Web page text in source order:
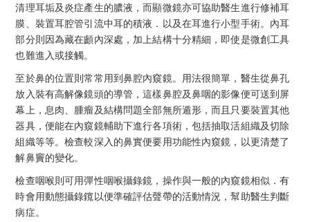
清理耳垢及炎症產生的膿液，而顯微鏡亦可協助醫生進行修補耳
膜、裝置耳腔管引流中耳的積液．以及在耳進行小型手術。內耳
部分則因為藏在顱內深處，加上結構十分精細，即使是微創工具
也難進入或接觸。
至於鼻的位置則常常用到鼻腔內窺鏡。用法很簡單，醫生從鼻孔
放入裝有高解像鏡頭的導管，這樣鼻腔及鼻咽的影像便可送到屏
幕上，息肉、腫瘤及結構問題全部無所遁形，而且只要裝置其他
器具，便能在內窺鏡輔助下進行各項術，包括抽取活組織及切除
組織等等。檢查較深入的鼻實便要用功能性內窺鏡，以更清楚了
解鼻竇的變化。
檢查咽喉則可用彈性咽喉攝錄鏡，操作與一般的內窺鏡相似．有
時會用動態攝錄鑧以便準確評估聲帶的活動情況，幫助醫生判斷
病症。